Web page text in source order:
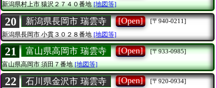
新潟県村上市猿沢２７４０番地 [地図等]
20 新潟県長岡市 瑞雲寺 [Open]
[〒940-0211]
新潟県長岡市 小貫３０２８番地 [地図等]
21 富山県高岡市 瑞雲寺 [Open]
[〒933-0985]
富山県高岡市須田７番地 [地図等]
22 石川県金沢市 瑞雲寺 [Open]
[〒920-0934]